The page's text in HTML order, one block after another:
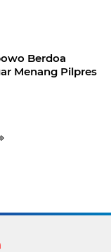
Berdoa
Menang Pilpres